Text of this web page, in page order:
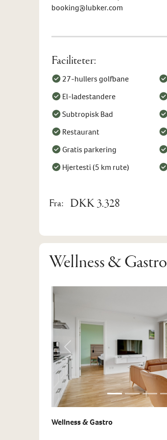
booking@lubker.com
Faciliteter:
27-hullers golfbane
El-ladestandere
Subtropisk Bad
Restaurant
Gratis parkering
Hjertesti (5 km rute)
Fra: DKK 3.328
Wellness & Gastro
Previous
Wellness & Gastro